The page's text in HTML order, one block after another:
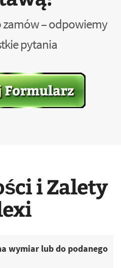
– odpowiemy
pytania
i Zalety
wymiar lub do podanego